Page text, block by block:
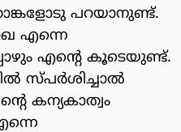
പറയാനുണ്ട്.
എന്നെ
എന്റെ കൂടെയുണ്ട്.
സ്പര്‍ശിച്ചാല്‍
കന്യകാത്വം